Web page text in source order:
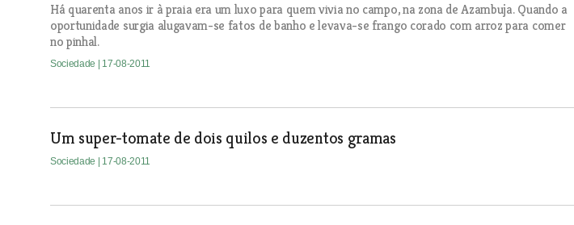
Há quarenta anos ir à praia era um luxo para quem vivia no campo, na zona de Azambuja. Quando a
oportunidade surgia alugavam-se fatos de banho e levava-se frango corado com arroz para comer
no pinhal.
Sociedade | 17-08-2011
Um super-tomate de dois quilos e duzentos gramas
Sociedade | 17-08-2011